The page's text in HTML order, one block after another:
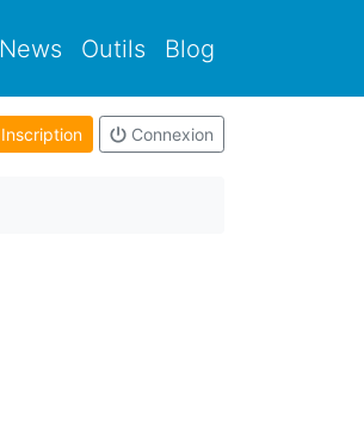
News Outils Blog
Inscription Connexion